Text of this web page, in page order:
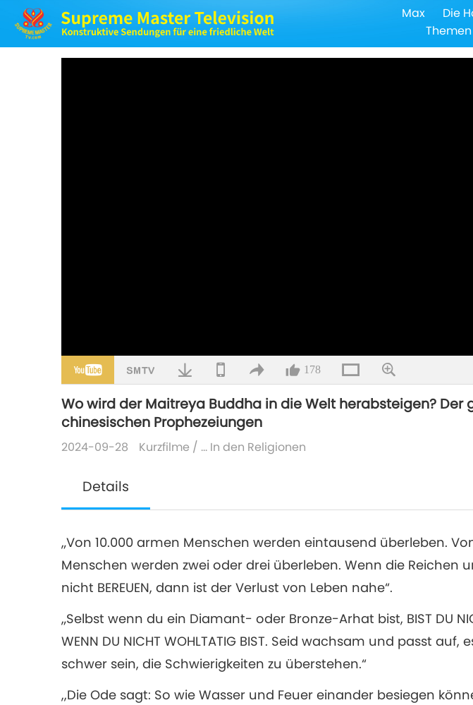
Max Die
Themen
178
Wo wird der Maitreya Buddha in die Welt herabsteigen? Der
chinesischen Prophezeiungen
2024-09-28 Kurzfilme / ... In den Religionen
Details
„Von 10.000 armen Menschen werden eintausend überleben.
Menschen werden zwei oder drei überleben. Wenn die Reichen
nicht BEREUEN, dann ist der Verlust von Leben nahe“.
„Selbst wenn du ein Diamant- oder Bronze-Arhat bist, BIST DU
WENN DU NICHT WOHLTATIG BIST. Seid wachsam und passt auf,
schwer sein, die Schwierigkeiten zu überstehen.“
,,Die Ode sagt: So wie Wasser und Feuer einander besiegen